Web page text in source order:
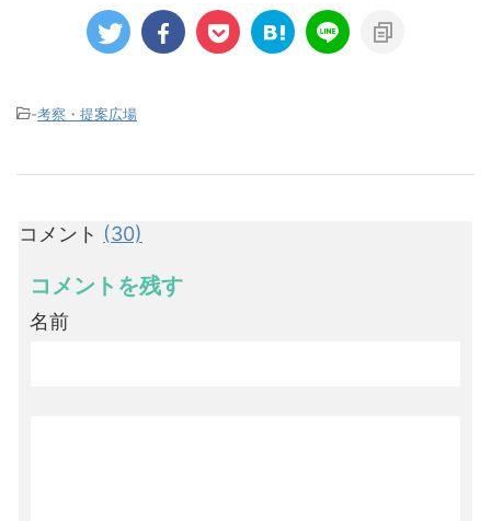
-考察・提案広場
コメント (30)
コメントを残す
名前